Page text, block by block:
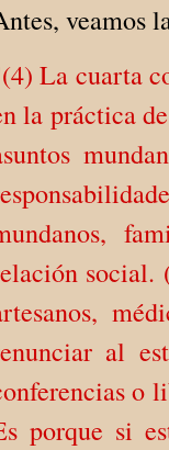
veamos
La cuarta
la práctica
social.
al
o
porque si